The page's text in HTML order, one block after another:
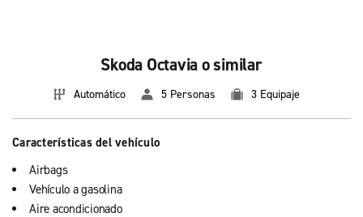
Skoda Octavia o similar
Automático 5 Personas 3 Equipaje
Características del vehículo
Airbags
Vehículo a gasolina
Aire acondicionado